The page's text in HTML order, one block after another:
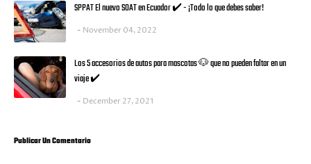
SPPAT El nuevo SOAT en Ecuador ✔️ - ¡Todo lo que debes saber!
November 04, 2022
Los 5 accesorios de autos para mascotas 🐶 que no pueden faltar en un
viaje ✔️
December 27, 2021
Publicar Un Comentario